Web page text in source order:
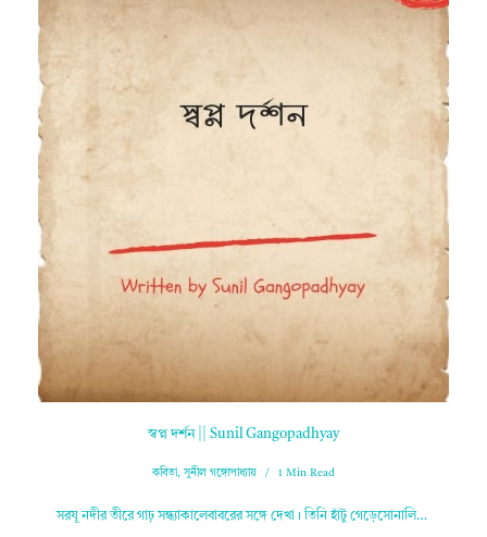
স্বপ্ন দর্শন || Sunil Gangopadhyay
কবিতা,সুনীল গঙ্গোপাধ্যায় 1 Min Read
সরযূ নদীর তীরে গাঢ় সন্ধ্যাকালেবাবরের সঙ্গে দেখা। তিনি হাঁটু গেড়েসোনালি…